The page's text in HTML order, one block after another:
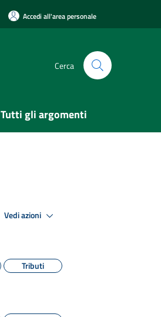
Accedi all'area personale
Cerca
Tutti gli argomenti
Vedi azioni
Tributi